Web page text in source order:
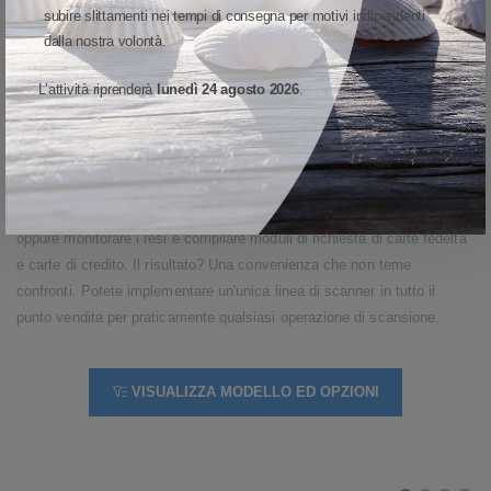
subire slittamenti nei tempi di consegna per motivi indipendenti
dalla nostra volontà.
L’attività riprenderàlunedì 24 agosto 2026.
serie DS4600 è in grado di gestirli tutti. Potete leggere codici a barre
1D e 2D, stampati su un'etichetta o visualizzati su un cellulare. Potete
acquisire i codici DotCode e DataMatrix attraverso il cellofan, oppure i
codici a barre densi e minuscoli presenti sui cartellini dei gioielli. Potete
leggere i codici a barre larghi sulle confezioni e gli scatoloni nel
retronegozio. Potete persino raccogliere i dati dai documenti di identità
e di viaggio con la funzione OCR (Optical Character Recognition),
analizzare i dati di una patente di guida per verificare l'età di un cliente,
oppure monitorare i resi e compilare moduli di richiesta di carte fedeltà
e carte di credito. Il risultato? Una convenienza che non teme
confronti. Potete implementare un'unica linea di scanner in tutto il
punto vendita per praticamente qualsiasi operazione di scansione.
VISUALIZZA MODELLO ED OPZIONI